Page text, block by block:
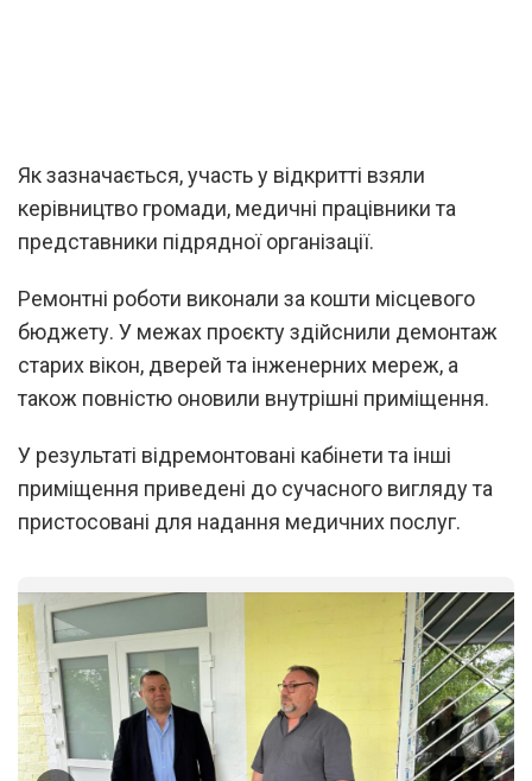
Як зазначається, участь у відкритті взяли
керівництво громади, медичні працівники та
представники підрядної організації.
Ремонтні роботи виконали за кошти місцевого
бюджету. У межах проєкту здійснили демонтаж
старих вікон, дверей та інженерних мереж, а
також повністю оновили внутрішні приміщення.
У результаті відремонтовані кабінети та інші
приміщення приведені до сучасного вигляду та
пристосовані для надання медичних послуг.